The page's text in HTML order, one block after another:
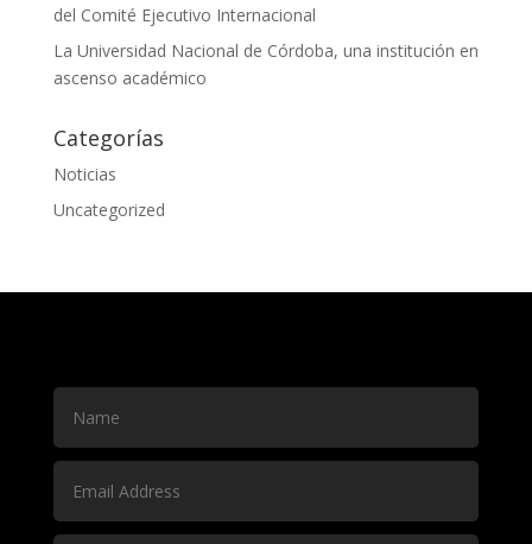
del Comité Ejecutivo Internacional
La Universidad Nacional de Córdoba, una institución en
ascenso académico
Categorías
Noticias
Uncategorized